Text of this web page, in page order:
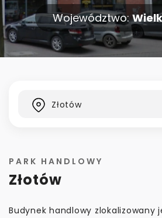
Aktualności
Kontakt
Województwo:
Złotów
PARK HANDLOWY
Złotów
Budynek handlowy zlokalizowany